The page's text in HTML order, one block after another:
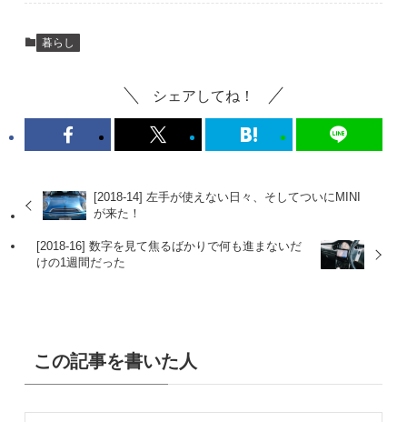
暮らし
シェアしてね！
[2018-14] 左手が使えない日々、そしてついにMINI
が来た！
[2018-16] 数字を見て焦るばかりで何も進まないだ
けの1週間だった
この記事を書いた人